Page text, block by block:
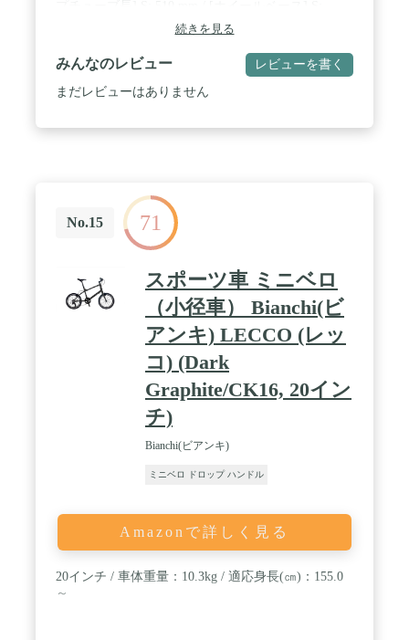
946.6 mm / [ 全長 ] Size S: 約1,440 mm / [ハンドル高
(地面~ハンドル)] S: 約 86 cm [サドル高(地面~サド
ル座面)] S: 約 78 ~ 95 cm / [商品重量] 約 9.2 Kg (※
左記はMサイズ重量です、ペダルは含んでおりませ
ん。) / [ フレーム ] Montana HDR DB6 アロイフレー
ー ] SHIMANO TIAGRA RD-4601-SS, 10-Speed / [ チ
ェーン ] SHIMANO CN-4601, For 10-Speed / [ シフト
&ブレーキレバー ] SHIMANO TIAGRA ST-4600, デ
ュアルコントロールレバー, For 2 x 10-Speed / [ カセ
ットスプロケット ] SHIMANO CS-4600, 11-25T, 10-
Speed / [ ハブ ] NOVATEC アロイハブ, 20H ( フロン
ト ), 28H ( リア ) / [ リム ] BLUETEC WD アロイプ
ロファイルリム, 20H ( フロント ), 28H ( リア ) / [ ス
ポーク ] 14G ステンレス / [ タイヤ ] KENDA
ルバー ] FSA OMEGA COMPACT ロードハンドルバ
ー, Φ31.8 mm, 380 mm / [ ステム ] FSA OS-168アロ
イステム,Φ31.8 mm, 90 mm, -6° / [ サドル ] WTB
SILVERADO COMP スポーツタイプサドル, スチー
トポスト, Φ27.2, 350 mm / [ バーテープ ] VELO
R146, ロードフラットタイプ / [ ボトルケージ ] 多く
ている"Tacx" from Holland. / ※ 本商品にはキックス
タンドは付属しておりませんので、別途お客様ご自
身にてご用意頂きます様、お願い申し上げます。 /
等)におきまして、お客様ご自身に依ります組立が
必要になります。
続きを見る
みんなのレビュー レビューを書く
まだレビューはありません
No.15 71
スポーツ車 ミニベロ
（小径車） Bianchi(ビ
アンキ) LECCO (レッ
コ) (Dark
Graphite/CK16, 20イン
チ)
Bianchi(ビアンキ)
ミニベロ ドロップ ハンドル
Amazonで詳しく見る
20インチ / 車体重量：10.3kg / 適応身長(㎝)：155.0
～